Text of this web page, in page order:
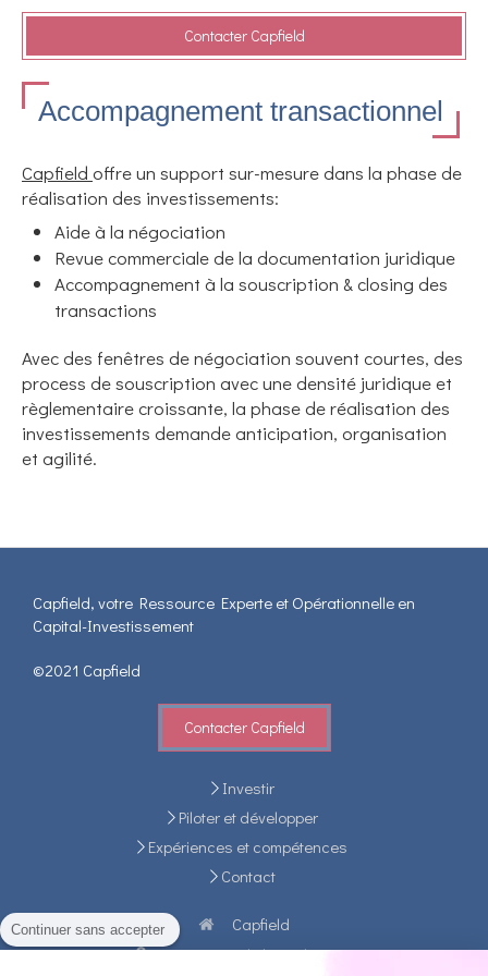
Contacter Capfield
Accompagnement transactionnel
Capfield offre un support sur-mesure dans la phase de
réalisation des investissements:
Aide à la négociation
Revue commerciale de la documentation juridique
Accompagnement à la souscription & closing des
transactions
Avec des fenêtres de négociation souvent courtes, des
process de souscription avec une densité juridique et
règlementaire croissante, la phase de réalisation des
investissements demande anticipation, organisation
et agilité.
Capfield, votre Ressource Experte et Opérationnelle en
Capital-Investissement
©2021 Capfield
Contacter Capfield
Investir
Piloter et développer
Expériences et compétences
Contact
Capfield
31-35, rue de la Fédération
Continuer sans accepter